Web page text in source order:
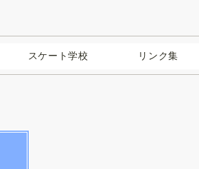
スケート学校 リンク集